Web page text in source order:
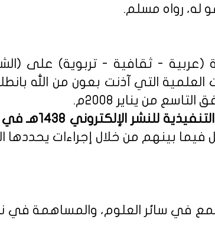
له، رواه مسلم.
- ثقافية - تربوية) على
العلمية التي آذنت بعون من الله
لوائح وأنظمة
بينهم من خلال إجراءات يحددها
في سائر العلوم، والمساهمة في